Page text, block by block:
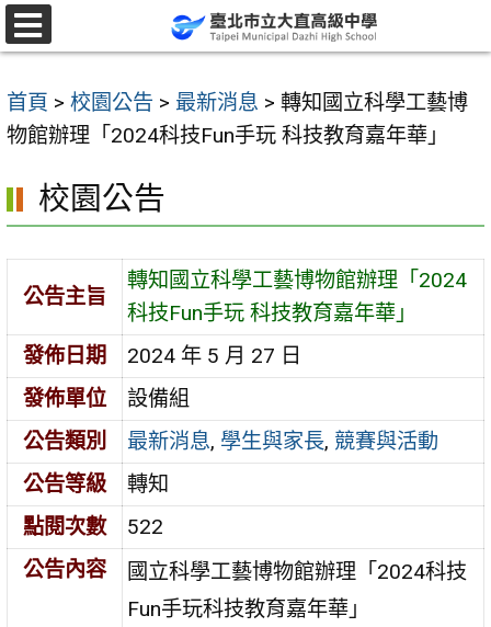
跳
至
要
內
區
首頁 > 校園公告 > 最新消息 > 轉知國立科學工藝博
物館辦理「2024科技Fun手玩 科技教育嘉年華」
校園公告
公告主旨
轉知國立科學工藝博物館辦理「2024
科技Fun手玩 科技教育嘉年華」
發佈日期
2024 年 5 月 27 日
發佈單位
設備組
公告類別
最新消息, 學生與家長, 競賽與活動
公告等級
轉知
點閱次數
522
公告內容
國立科學工藝博物館辦理「2024科技
Fun手玩科技教育嘉年華」
選
單